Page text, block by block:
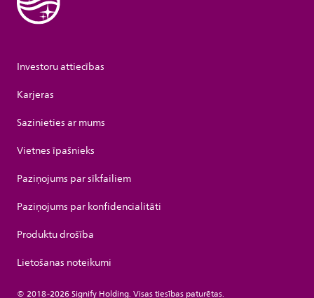
Investoru attiecības
Karjeras
Sazinieties ar mums
Vietnes īpašnieks
Paziņojums par sīkfailiem
Paziņojums par konfidencialitāti
Produktu drošība
Lietošanas noteikumi
© 2018-2026 Signify Holding. Visas tiesības paturētas.